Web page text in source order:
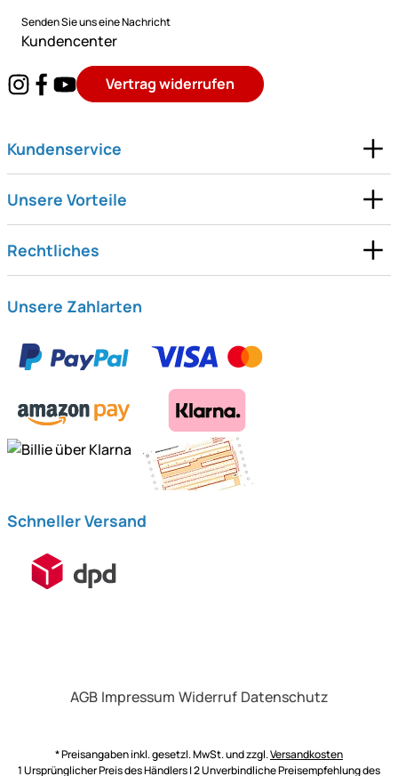
Senden Sie uns eine Nachricht
Kundencenter
Vertrag widerrufen
Kundenservice
Unsere Vorteile
Rechtliches
Unsere Zahlarten
Schneller Versand
AGB Impressum Widerruf Datenschutz
* Preisangaben inkl. gesetzl. MwSt. und zzgl.Versandkosten
1 Ursprünglicher Preis des Händlers | 2 Unverbindliche Preisempfehlung des